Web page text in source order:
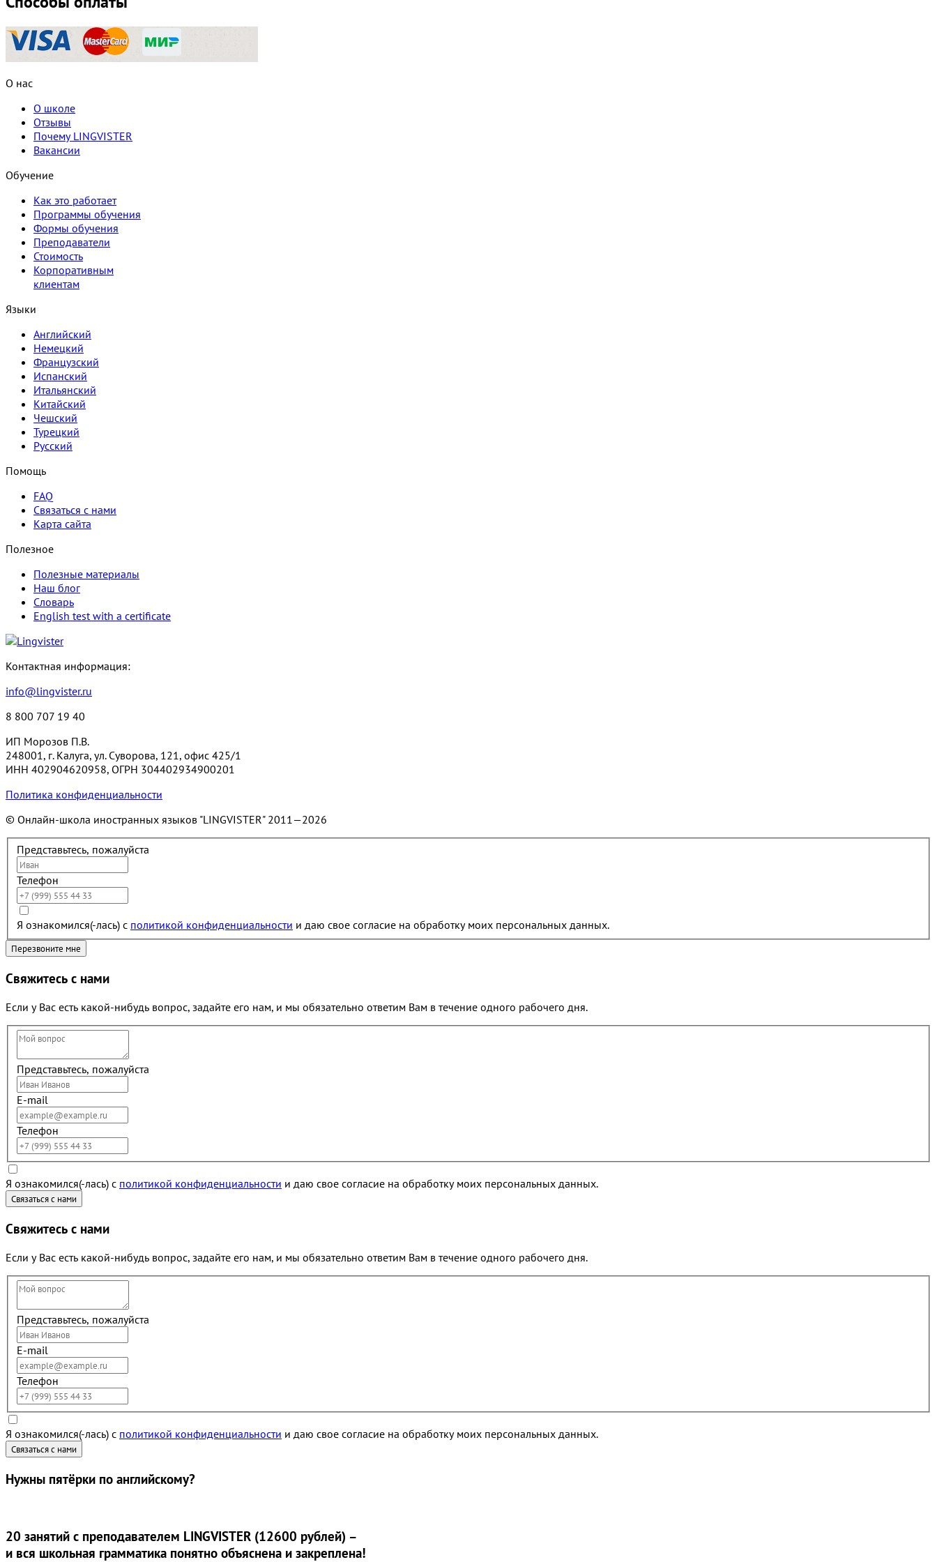
О нас
О школе
Отзывы
Почему LINGVISTER
Вакансии
Обучение
Как это работает
Программы обучения
Формы обучения
Преподаватели
Стоимость
Корпоративным
клиентам
Языки
Английский
Немецкий
Французский
Испанский
Итальянский
Китайский
Чешский
Турецкий
Русский
Помощь
FAQ
Связаться с нами
Карта сайта
Полезное
Полезные материалы
Наш блог
Словарь
English test with a certificate
Контактная информация:
info@lingvister.ru
8 800 707 19 40
ИП Морозов П.В.
248001, г. Калуга, ул. Суворова, 121, офис 425/1
ИНН 402904620958, ОГРН 304402934900201
Политика конфиденциальности
© Онлайн-школа иностранных языков "LINGVISTER" 2011—2026
Представьтесь, пожалуйста
Телефон
Я ознакомился(-лась) с политикой конфиденциальности и даю свое согласие на обработку моих персональных данных.
Свяжитесь с нами
Если у Вас есть какой-нибудь вопрос, задайте его нам, и мы обязательно ответим Вам в течение одного рабочего дня.
Представьтесь, пожалуйста
E-mail
Телефон
Я ознакомился(-лась) с политикой конфиденциальности и даю свое согласие на обработку моих персональных данных.
Свяжитесь с нами
Если у Вас есть какой-нибудь вопрос, задайте его нам, и мы обязательно ответим Вам в течение одного рабочего дня.
Представьтесь, пожалуйста
E-mail
Телефон
Я ознакомился(-лась) с политикой конфиденциальности и даю свое согласие на обработку моих персональных данных.
Нужны пятёрки по английскому?
20 занятий с преподавателем LINGVISTER (12600 рублей) –
и вся школьная грамматика понятно объяснена и закреплена!